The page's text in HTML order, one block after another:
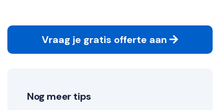
Vraag je gratis offerte aan
Nog meer tips